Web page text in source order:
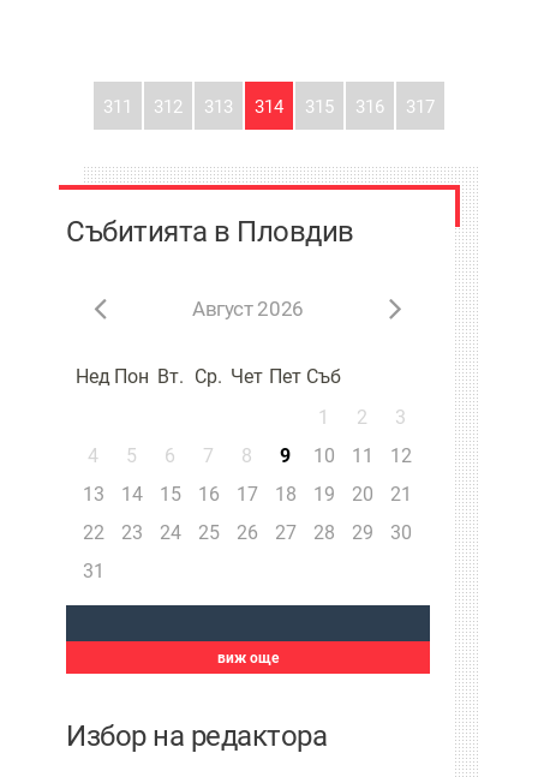
311 312 313 314 315 316 317
Събитията в Пловдив
Август 2026
Нед Пон Вт. Ср. Чет Пет Съб
1
2
3
4
5 6 7 8 9 10 11
12
13
14 15 16 17 18 19 20
21
22
23 24 25 26 27 28 29
30
31
виж още
Избор на редактора